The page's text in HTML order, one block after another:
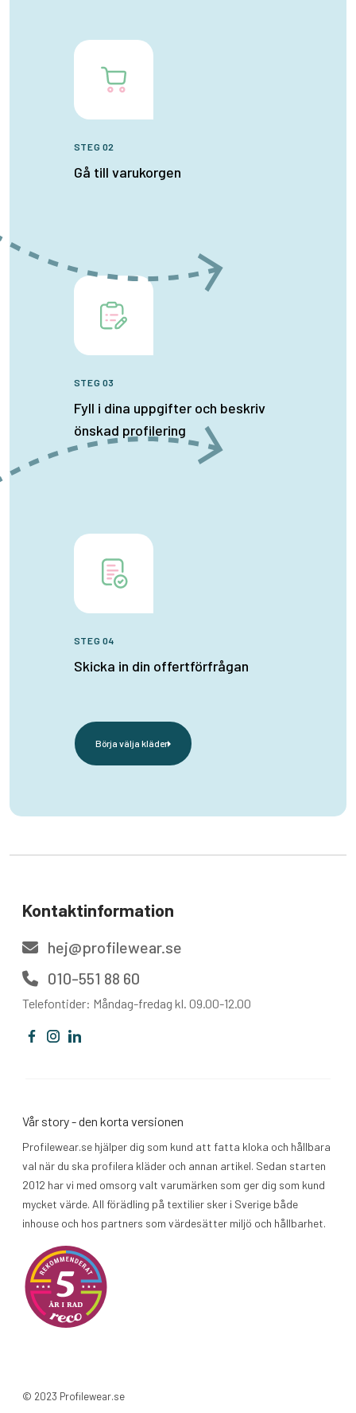
STEG 02
Gå till varukorgen
STEG 03
Fyll i dina uppgifter och beskriv
önskad profilering
STEG 04
Skicka in din offertförfrågan
Börja välja kläder
Kontaktinformation
hej@profilewear.se
010-551 88 60
Telefontider: Måndag-fredag kl. 09.00-12.00
Vår story - den korta versionen
Profilewear.se hjälper dig som kund att fatta kloka och hållbara
val när du ska profilera kläder och annan artikel. Sedan starten
2012 har vi med omsorg valt varumärken som ger dig som kund
mycket värde. All förädling på textilier sker i Sverige både
inhouse och hos partners som värdesätter miljö och hållbarhet.
© 2023 Profilewear.se